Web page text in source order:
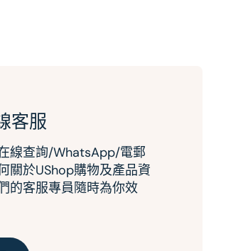
客服
線查詢/WhatsApp/電郵
關於UShop購物及產品資
的客服專員隨時為你效